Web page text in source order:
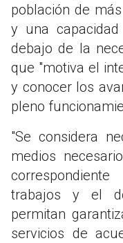
población de
y una
debajo de la
que "motiva el
y conocer los
pleno
"Se considera
medios
trabajos y el
permitan
servicios de